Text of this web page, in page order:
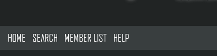
HOME SEARCH MEMBER LIST HELP